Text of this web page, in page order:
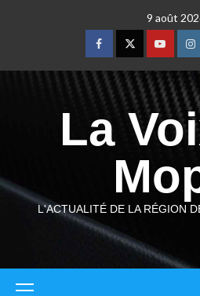
9 août
La
L'ACTUALITÉ DE LA RÉGION